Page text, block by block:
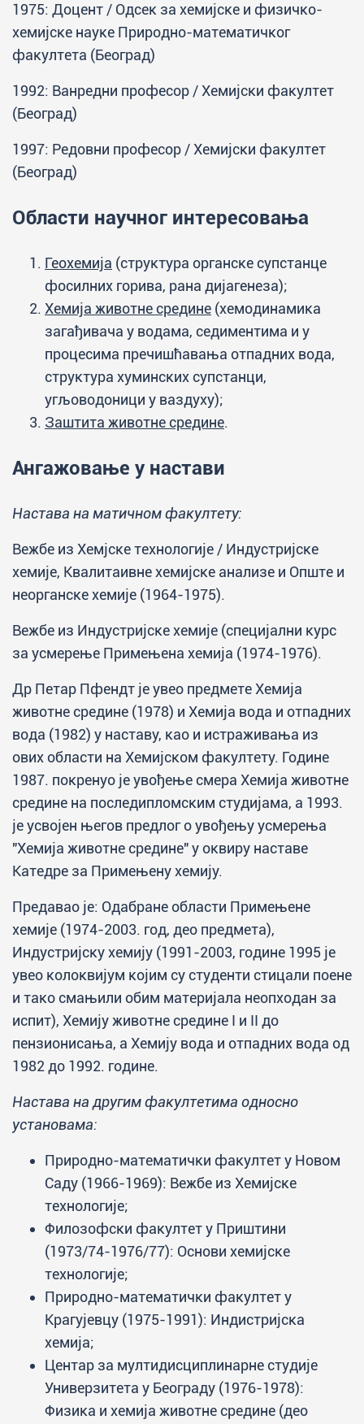
1975: Доцент / Одсек за хемијске и физичко-
хемијске науке Природно-математичког
факултета (Београд)
1992: Ванредни професор / Хемијски факултет
(Београд)
1997: Редовни професор / Хемијски факултет
(Београд)
Области научног интересовања
Геохемија (структура органске супстанце
фосилних горива, рана дијагенеза);
Хемија животне средине (хемодинамика
загађивача у водама, седиментима и у
процесима пречишћавања отпадних вода,
структура хуминских супстанци,
угљоводоници у ваздуху);
Заштита животне средине.
Ангажовање у настави
Настава на матичном факултету:
Вежбе из Хемјске технологије / Индустријске
хемије, Квалитаивне хемијске анализе и Опште и
неорганске хемије (1964-1975).
Вежбе из Индустријске хемије (специјални курс
за усмерење Примењена хемија (1974-1976).
Др Петар Пфендт је увео предмете Хемија
животне средине (1978) и Хемија вода и отпадних
вода (1982) у наставу, као и истраживања из
ових области на Хемијском факултету. Године
1987. покренуо је увођење смера Хемија животне
средине на последипломским студијама, а 1993.
је усвојен његов предлог о увођењу усмерења
"Хемија животне средине" у оквиру наставе
Катедре за Примењену хемију.
Предавао је: Одабране области Примењене
хемије (1974-2003. год, део предмета),
Индустријску хемију (1991-2003, године 1995 је
увео колоквијум којим су студенти стицали поене
и тако смањили обим материјала неопходан за
испит), Хемију животне средине I и II до
пензионисања, а Хемију вода и отпадних вода од
1982 до 1992. године.
Настава на другим факултетима односно
установама:
Природно-математички факултет у Новом
Саду (1966-1969): Вежбе из Хемијске
технологије;
Филозофски факултет у Приштини
(1973/74-1976/77): Основи хемијске
технологије;
Природно-математички факултет у
Крагујевцу (1975-1991): Индистријска
хемија;
Центар за мултидисциплинарне студије
Универзитета у Београду (1976-1978):
Физика и хемија животне средине (део